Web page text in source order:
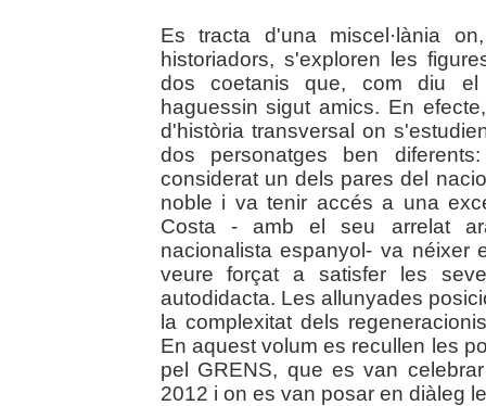
Es tracta d'una miscel·lània
historiadors, s'exploren les
dos coetanis que, com diu el
haguessin sigut amics. En
d'història transversal on
dos personatges ben
considerat un dels pares del
noble i va tenir accés a una
Costa - amb el seu arrelat
nacionalista espanyol- va
veure forçat a satisfer les
autodidacta. Les allunyades
la complexitat dels
En aquest volum es recullen les
pel GRENS, que es van
2012 i on es van posar en diàleg